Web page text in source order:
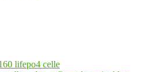
lifepo4 celle